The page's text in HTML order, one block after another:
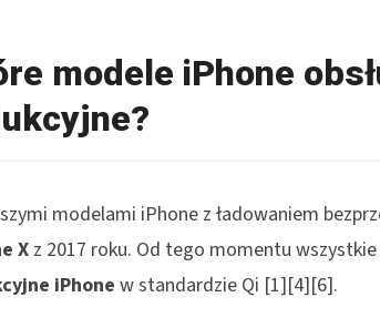
modele iPhone
modelami iPhone z ładowaniem
X z 2017 roku. Od tego momentu
iPhonew standardzie Qi [1][4][6].